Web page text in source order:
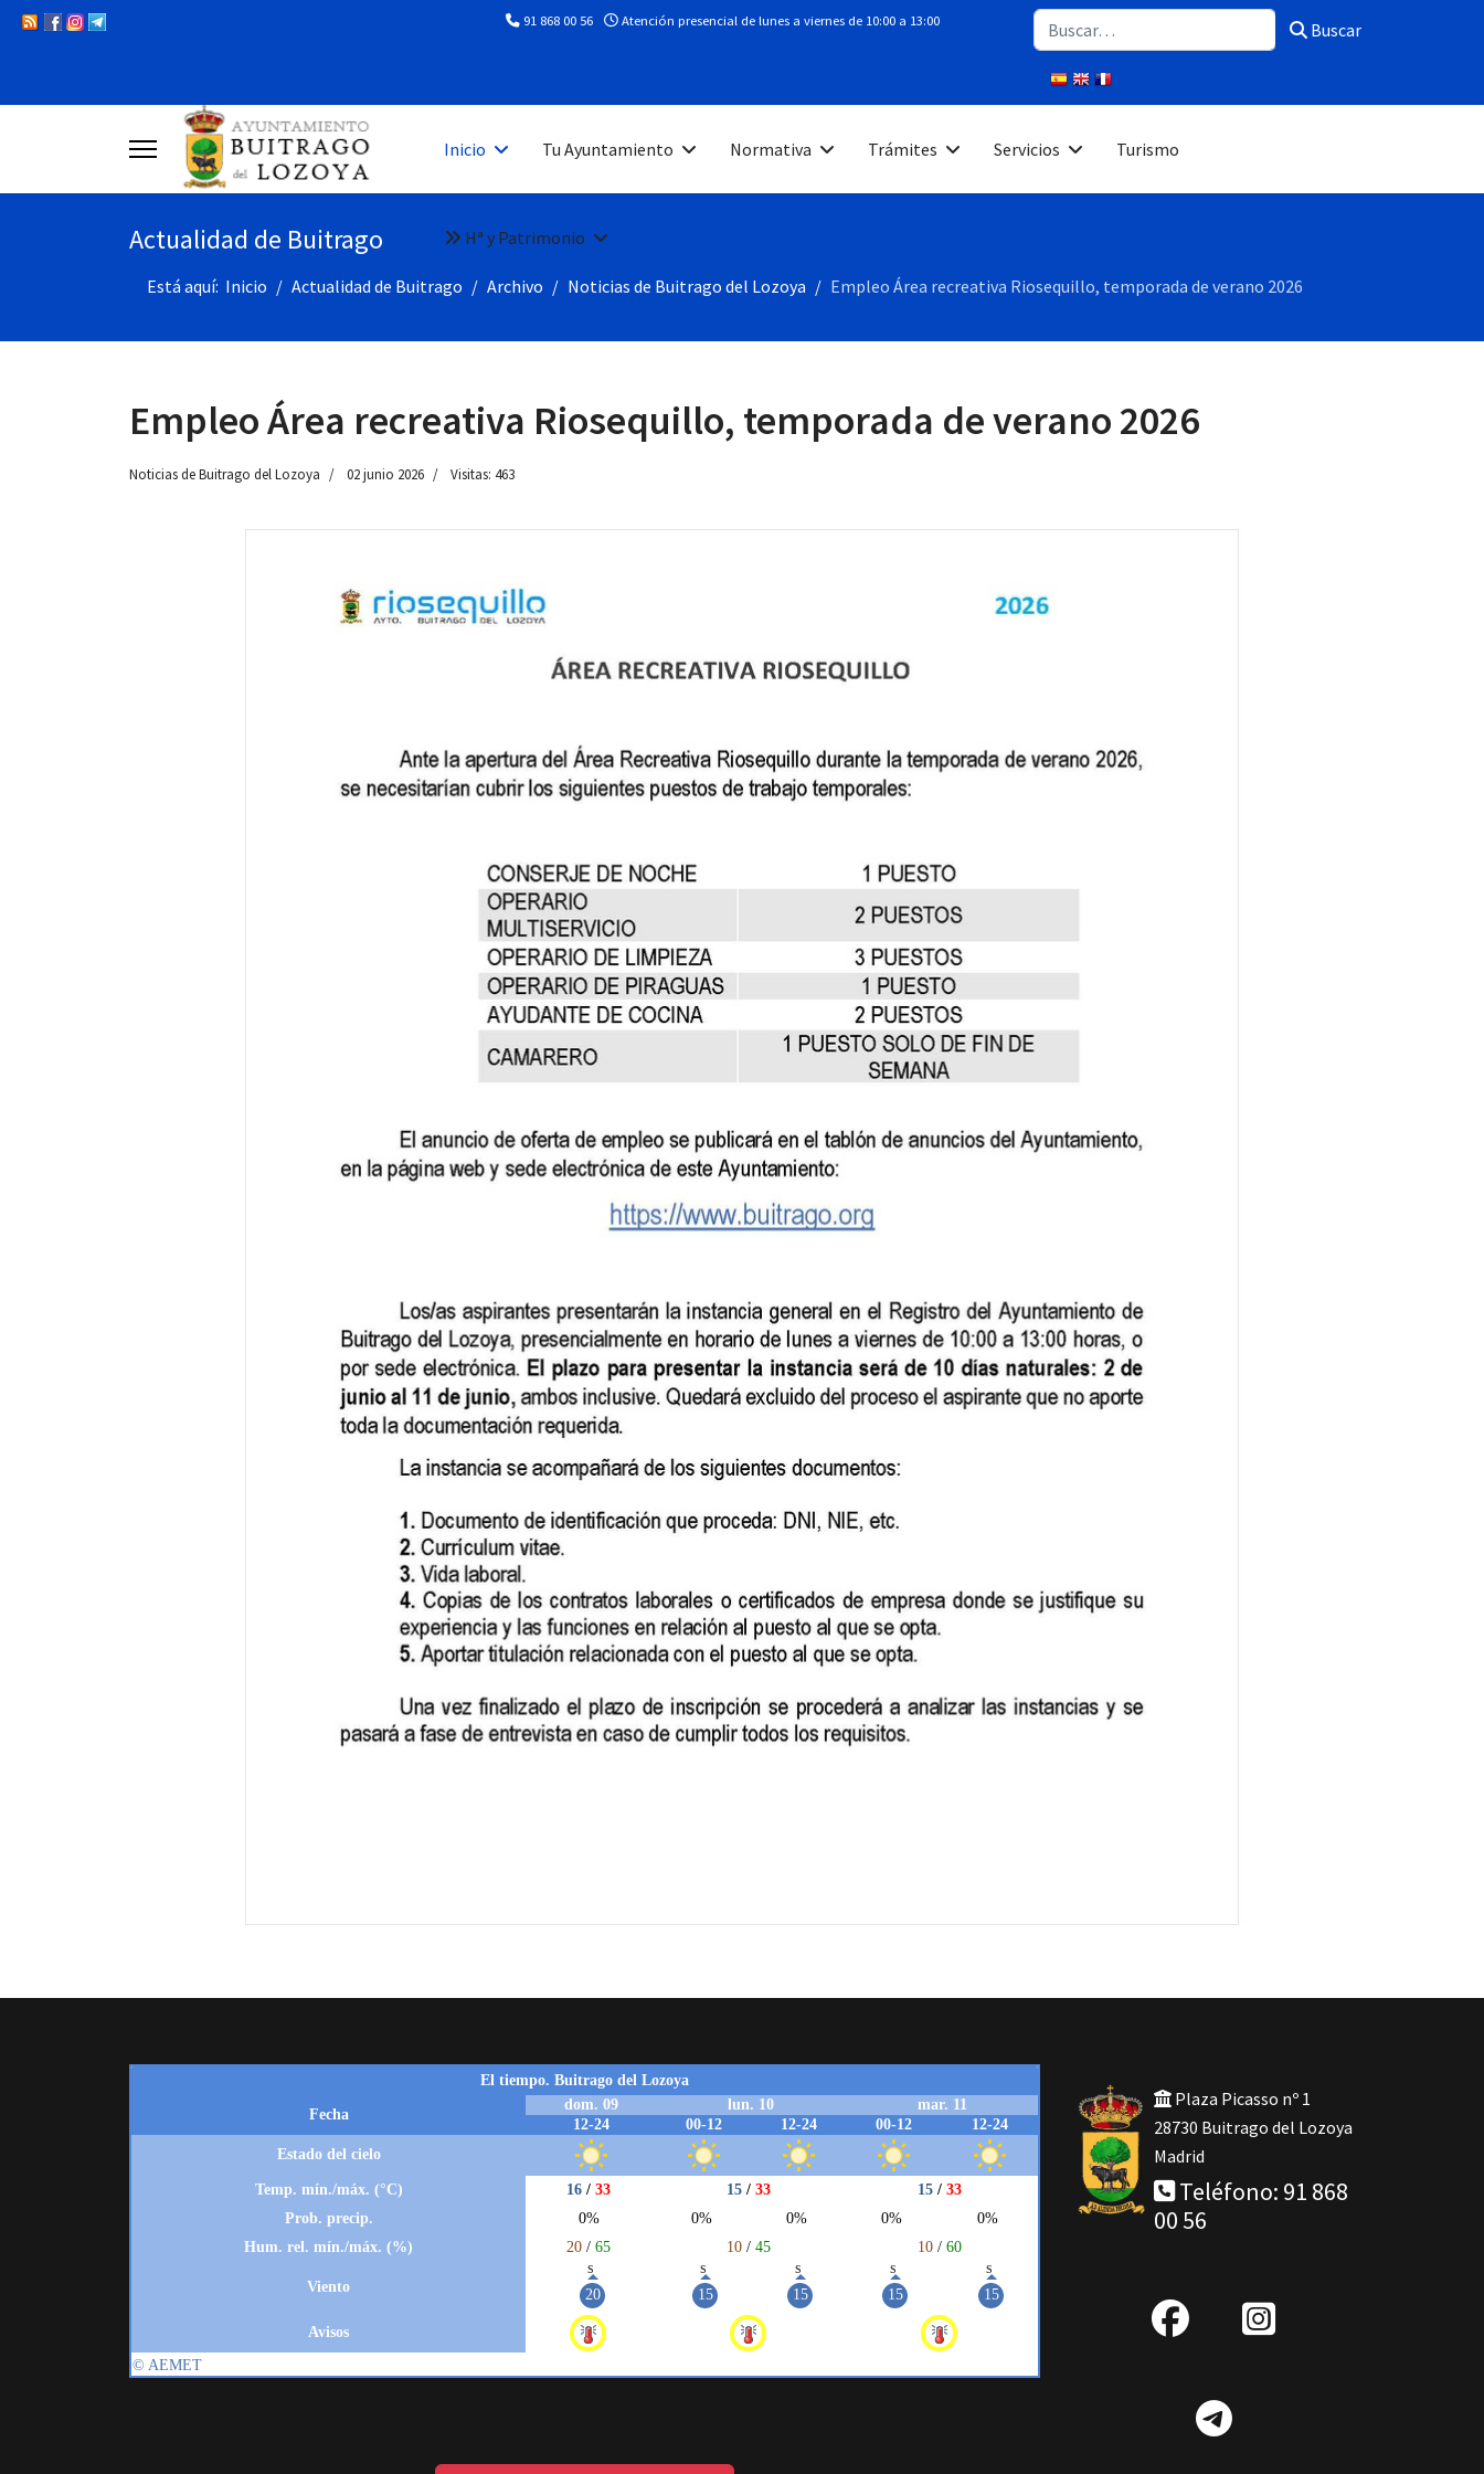
91 868 00 56 Atención presencial de lunes a viernes de 10:00 a 13:00 Buscar Buscar
Inicio Tu Ayuntamiento Normativa Trámites Servicios Turismo
Hª y Patrimonio
Actualidad de Buitrago
Está aquí: Inicio Actualidad de Buitrago Archivo Noticias de Buitrago del Lozoya Empleo Área recreativa Riosequillo, temporada de verano 2026
Empleo Área recreativa Riosequillo, temporada de verano 2026
Noticias de Buitrago del Lozoya 02 junio 2026 Visitas: 463
Plaza Picasso nº 1
28730 Buitrago del Lozoya
Madrid
Teléfono: 91 868
00 56
fab
facebook
IG
Telegram